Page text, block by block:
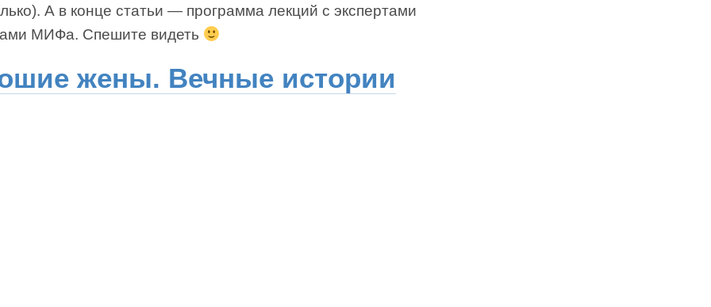
А в конце статьи — программа лекций с экспертами
МИФа. Спешите видеть
жены. Вечные истории